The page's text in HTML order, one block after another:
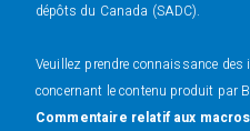
dépôts du Canada (SADC).
Veuillez prendre connaissance
concernant le contenu produit par
Commentaire relatif aux